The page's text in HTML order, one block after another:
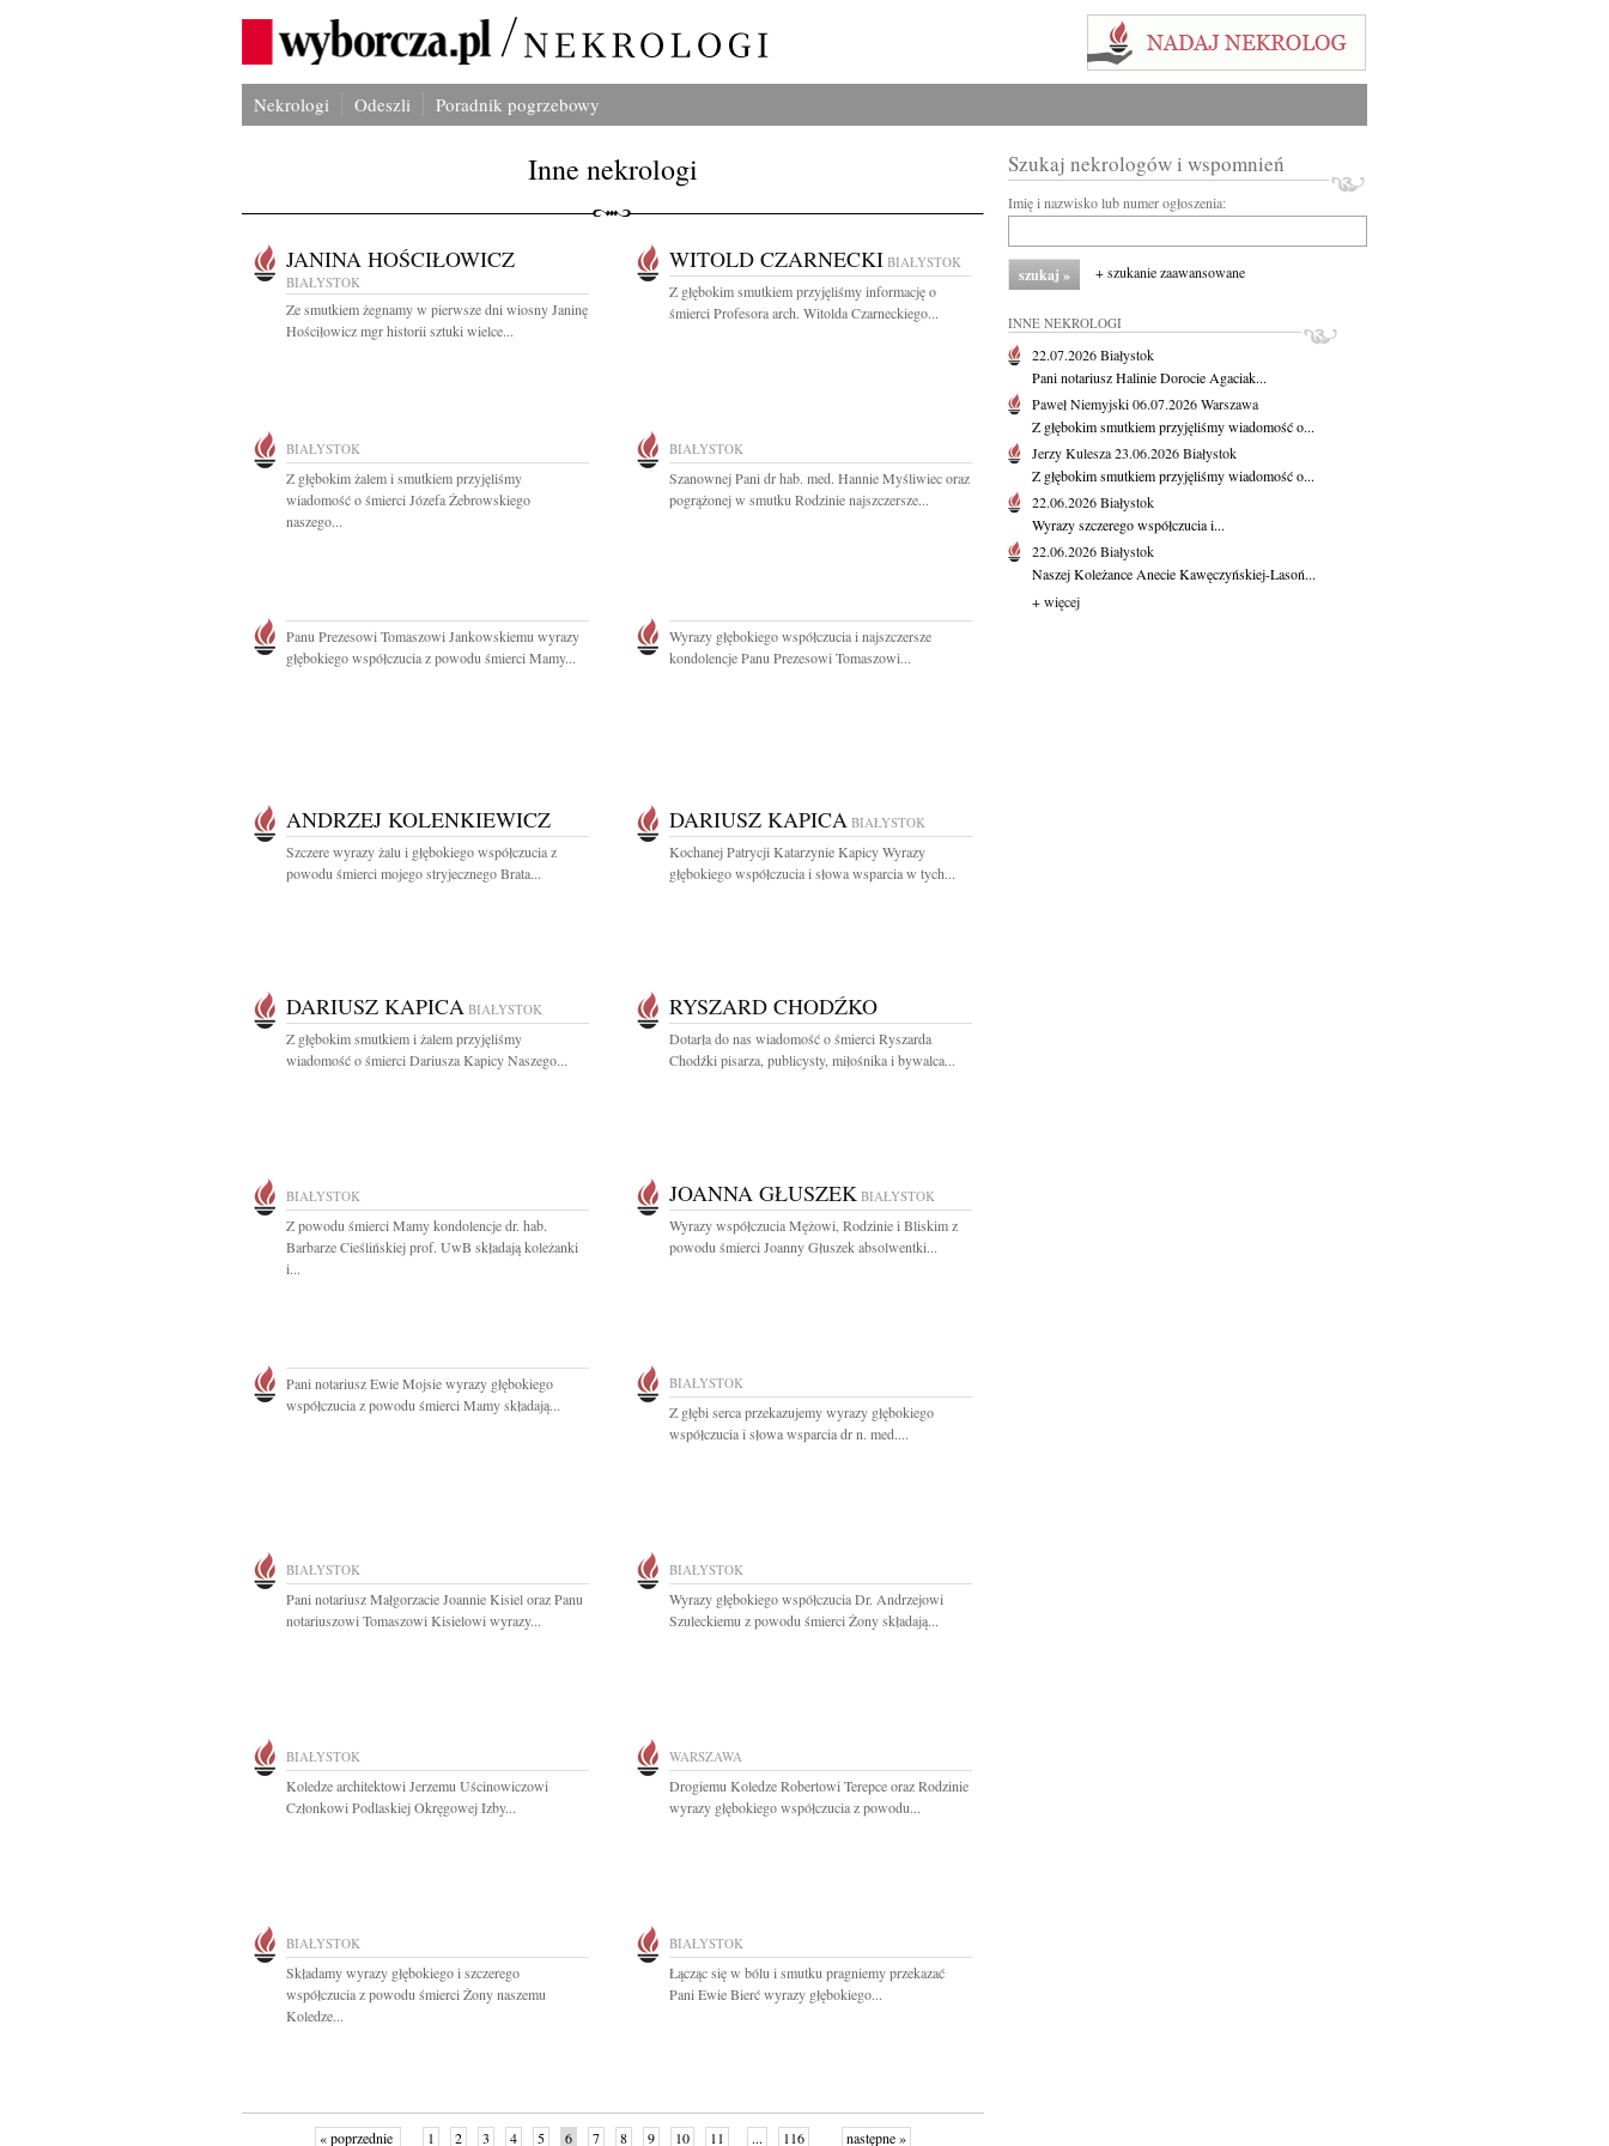
Nekrologi Odeszli Poradnik pogrzebowy
Inne nekrologi
JANINA HOŚCIŁOWICZ
BIAŁYSTOK
Ze smutkiem żegnamy w pierwsze dni wiosny Janinę
Hościłowicz mgr historii sztuki wielce...
WITOLD CZARNECKI BIAŁYSTOK
Z głębokim smutkiem przyjęliśmy informację o
śmierci Profesora arch. Witolda Czarneckiego...
BIAŁYSTOK
Z głębokim żalem i smutkiem przyjęliśmy
wiadomość o śmierci Józefa Żebrowskiego
naszego...
BIAŁYSTOK
Szanownej Pani dr hab. med. Hannie Myśliwiec oraz
pogrążonej w smutku Rodzinie najszczersze...
Panu Prezesowi Tomaszowi Jankowskiemu wyrazy
głębokiego współczucia z powodu śmierci Mamy...
Wyrazy głębokiego współczucia i najszczersze
kondolencje Panu Prezesowi Tomaszowi...
ANDRZEJ KOLENKIEWICZ
Szczere wyrazy żalu i głębokiego współczucia z
powodu śmierci mojego stryjecznego Brata...
DARIUSZ KAPICA BIAŁYSTOK
Kochanej Patrycji Katarzynie Kapicy Wyrazy
głębokiego współczucia i słowa wsparcia w tych...
DARIUSZ KAPICA BIAŁYSTOK
Z głębokim smutkiem i żalem przyjęliśmy
wiadomość o śmierci Dariusza Kapicy Naszego...
RYSZARD CHODŹKO
Dotarła do nas wiadomość o śmierci Ryszarda
Chodźki pisarza, publicysty, miłośnika i bywalca...
BIAŁYSTOK
Z powodu śmierci Mamy kondolencje dr. hab.
Barbarze Cieślińskiej prof. UwB składają koleżanki
i...
JOANNA GŁUSZEK BIAŁYSTOK
Wyrazy współczucia Mężowi, Rodzinie i Bliskim z
powodu śmierci Joanny Głuszek absolwentki...
Pani notariusz Ewie Mojsie wyrazy głębokiego
współczucia z powodu śmierci Mamy składają...
BIAŁYSTOK
Z głębi serca przekazujemy wyrazy głębokiego
współczucia i słowa wsparcia dr n. med....
BIAŁYSTOK
Pani notariusz Małgorzacie Joannie Kisiel oraz Panu
notariuszowi Tomaszowi Kisielowi wyrazy...
BIAŁYSTOK
Wyrazy głębokiego współczucia Dr. Andrzejowi
Szuleckiemu z powodu śmierci Żony składają...
BIAŁYSTOK
Koledze architektowi Jerzemu Uścinowiczowi
Członkowi Podlaskiej Okręgowej Izby...
WARSZAWA
Drogiemu Koledze Robertowi Terepce oraz Rodzinie
wyrazy głębokiego współczucia z powodu...
BIAŁYSTOK
Składamy wyrazy głębokiego i szczerego
współczucia z powodu śmierci Żony naszemu
Koledze...
BIAŁYSTOK
Łącząc się w bólu i smutku pragniemy przekazać
Pani Ewie Bierć wyrazy głębokiego...
« poprzednie 1 2 3 4 5 6 7 8 9 10 11 ... 116 następne »
Szukaj nekrologów i wspomnień
Imię i nazwisko lub numer ogłoszenia:
+ szukanie zaawansowane
INNE NEKROLOGI
22.07.2026Białystok
Pani notariusz Halinie Dorocie Agaciak...
Paweł Niemyjski06.07.2026Warszawa
Z głębokim smutkiem przyjęliśmy wiadomość o...
Jerzy Kulesza23.06.2026Białystok
Z głębokim smutkiem przyjęliśmy wiadomość o...
22.06.2026Białystok
Wyrazy szczerego współczucia i...
22.06.2026Białystok
Naszej Koleżance Anecie Kawęczyńskiej-Lasoń...
+ więcej